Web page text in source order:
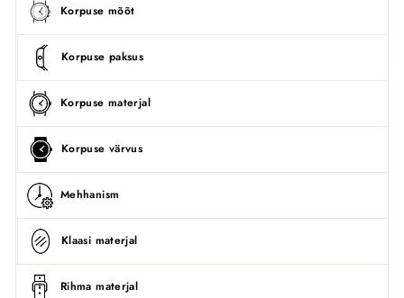
Korpuse mõõt
Korpuse paksus
Korpuse materjal
Korpuse värvus
Mehhanism
Klaasi materjal
Rihma materjal